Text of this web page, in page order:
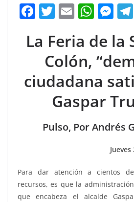
F
c
b
o
k
T
itt
er
E
ai
l
W
at
s
A
p
p
M
ss
e
n
g
er
La Feria de la
Colón,
ciudadana
Gaspar
Pulso, Por Andrés
Para dar atención a cientos
recursos, es que la
que encabeza el alcalde